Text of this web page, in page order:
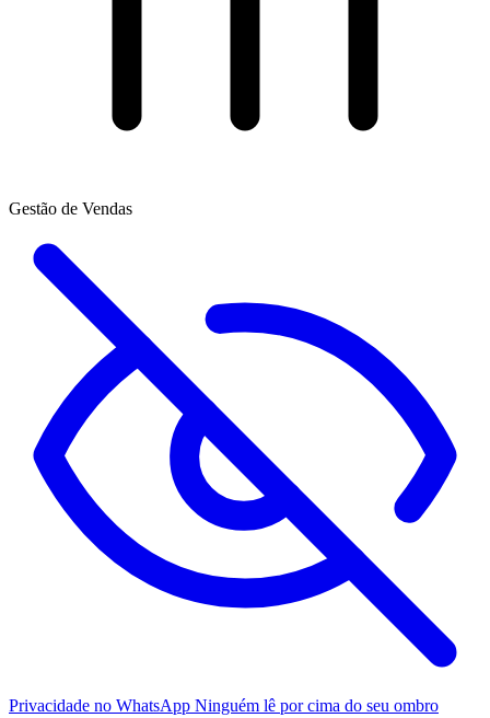
Gestão de Vendas
Privacidade no WhatsApp Ninguém lê por cima do seu ombro